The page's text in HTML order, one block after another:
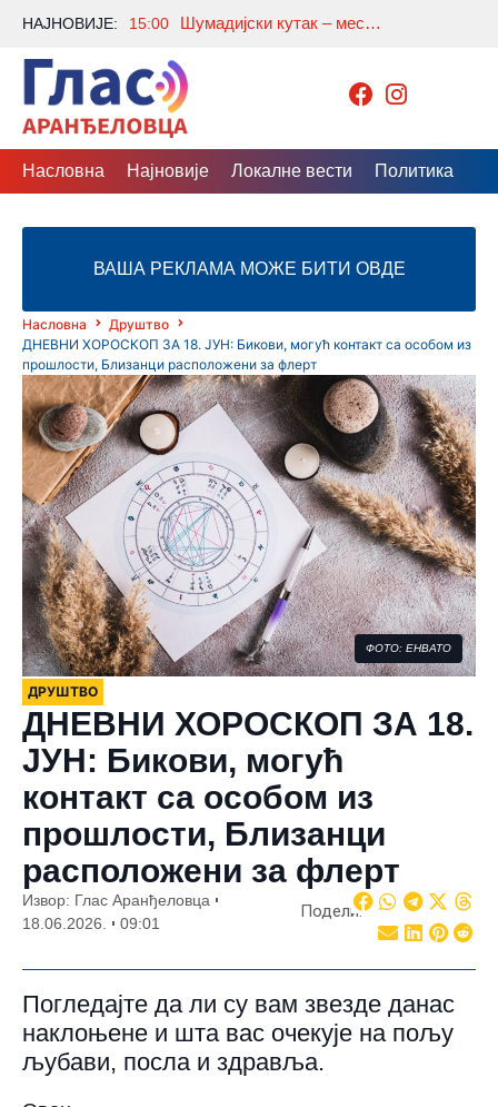
НАЈНОВИЈЕ: 15:00 Шумадијски кутак – место где се живот у природи спаја са савременим комфором
Насловна Најновије Локалне вести Политика
ВАША РЕКЛАМА МОЖЕ БИТИ ОВДЕ
Насловна
Друштво
ДНЕВНИ ХОРОСКОП ЗА 18. ЈУН: Бикови, могућ контакт са особом из
прошлости, Близанци расположени за флерт
ФОТО: ЕНВАТО
ДРУШТВО
ДНЕВНИ ХОРОСКОП ЗА 18.
ЈУН: Бикови, могућ
контакт са особом из
прошлости, Близанци
расположени за флерт
Извор: Глас Аранђеловца
18.06.2026.
09:01
Подели:
Погледајте да ли су вам звезде данас
наклоњене и шта вас очекује на пољу
љубави, посла и здравља.